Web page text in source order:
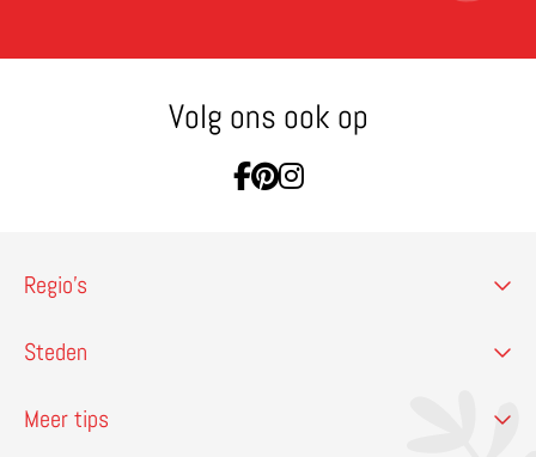
Volg ons ook op
Ga naar Facebook
Ga naar Pinterest
Ga naar Instagram
Regio’s
Steden
Meer tips